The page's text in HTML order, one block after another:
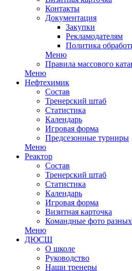
Контакты
Документация
Закупки
Рекламодателям
Политика
Меню
Правила массового
Меню
Нефтехимик
Состав
Тренерский штаб
Статистика
Календарь
Игровая форма
Предсезонные турниры
Меню
Реактор
Состав
Тренерский штаб
Статистика
Календарь
Игровая форма
Визитная карточка
Командные фото
Меню
ДЮСШ
О школе
Руководство
Наши тренеры